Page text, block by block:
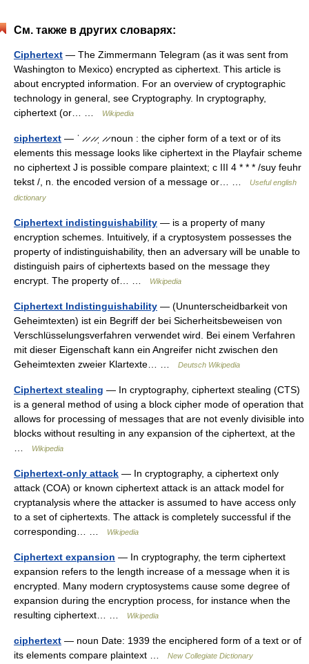
См. также в других словарях:
Ciphertext — The Zimmermann Telegram (as it was sent from
Washington to Mexico) encrypted as ciphertext. This article is
about encrypted information. For an overview of cryptographic
technology in general, see Cryptography. In cryptography,
ciphertext (or… …
Wikipedia
ciphertext — ˈ ̷ ̷ ̷ ̷ˌ ̷ ̷ noun : the cipher form of a text or of its
elements this message looks like ciphertext in the Playfair scheme
no ciphertext J is possible compare plaintext; c III 4 * * * /suy feuhr
tekst /, n. the encoded version of a message or… …
Useful english
dictionary
Ciphertext indistinguishability — is a property of many
encryption schemes. Intuitively, if a cryptosystem possesses the
property of indistinguishability, then an adversary will be unable to
distinguish pairs of ciphertexts based on the message they
encrypt. The property of… …
Wikipedia
Ciphertext Indistinguishability — (Ununterscheidbarkeit von
Geheimtexten) ist ein Begriff der bei Sicherheitsbeweisen von
Verschlüsselungsverfahren verwendet wird. Bei einem Verfahren
mit dieser Eigenschaft kann ein Angreifer nicht zwischen den
Geheimtexten zweier Klartexte… …
Deutsch Wikipedia
Ciphertext stealing — In cryptography, ciphertext stealing (CTS)
is a general method of using a block cipher mode of operation that
allows for processing of messages that are not evenly divisible into
blocks without resulting in any expansion of the ciphertext, at the
Wikipedia
Ciphertext-only attack — In cryptography, a ciphertext only
attack (COA) or known ciphertext attack is an attack model for
cryptanalysis where the attacker is assumed to have access only
to a set of ciphertexts. The attack is completely successful if the
corresponding… …
Wikipedia
Ciphertext expansion — In cryptography, the term ciphertext
expansion refers to the length increase of a message when it is
encrypted. Many modern cryptosystems cause some degree of
expansion during the encryption process, for instance when the
resulting ciphertext… …
Wikipedia
ciphertext — noun Date: 1939 the enciphered form of a text or of
its elements compare plaintext …
New Collegiate Dictionary